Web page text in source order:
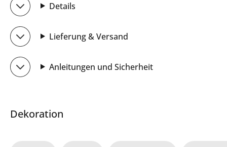
Details
Lieferung & Versand
Anleitungen und Sicherheit
Dekoration